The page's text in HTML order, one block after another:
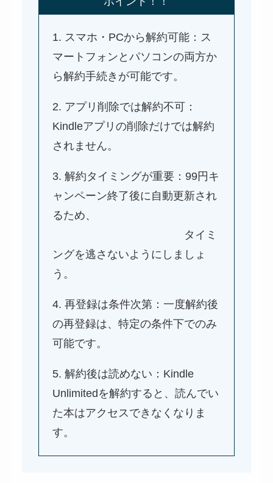
1. スマホ・PCから解約可能：ス
マートフォンとパソコンの両方か
ら解約手続きが可能です。
2. アプリ削除では解約不可：
Kindleアプリの削除だけでは解約
されません。
3. 解約タイミングが重要：99円キ
ャンペーン終了後に自動更新され
るため、
タイミ
ングを逃さないようにしましょ
う。
4. 再登録は条件次第：一度解約後
の再登録は、特定の条件下でのみ
可能です。
5. 解約後は読めない：Kindle
Unlimitedを解約すると、読んでい
た本はアクセスできなくなりま
す。